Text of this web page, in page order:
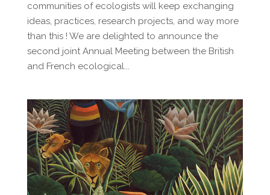
communities of ecologists will keep exchanging
ideas, practices, research projects, and way more
than this ! We are delighted to announce the
second joint Annual Meeting between the British
and French ecological...